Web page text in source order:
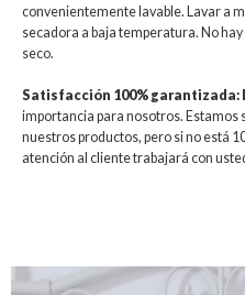
convenientemente lavable. Lavar a
secadora a baja temperatura. No
seco.
Satisfacción 100% garantizada:
importancia para nosotros. Estamos
nuestros productos, pero si no está
atención al cliente trabajará con